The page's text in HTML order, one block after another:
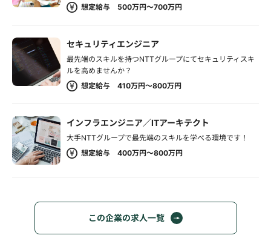
想定給与 500万円～700万円
セキュリティエンジニア
最先端のスキルを持つNTTグループにてセキュリティスキ
ルを高めませんか？
想定給与 410万円～800万円
インフラエンジニア／ITアーキテクト
大手NTTグループで最先端のスキルを学べる環境です！
想定給与 400万円～800万円
この企業の求人一覧